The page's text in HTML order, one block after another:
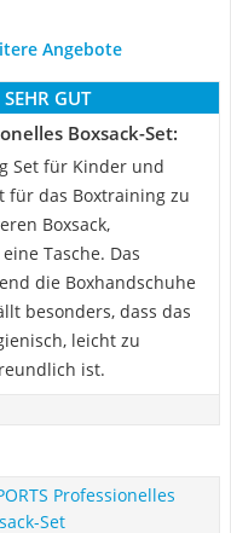
Angebote
SEHR GUT
Boxsack-Set:
Set für Kinder und
für das Boxtraining zu
Boxsack,
Tasche. Das
die Boxhandschuhe
besonders, dass das
leicht zu
ist.
Professionelles
Set